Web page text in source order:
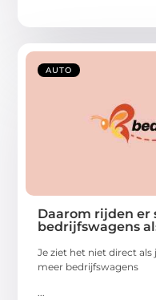
AUTO
Daarom rijden er
bedrijfswagens
Je ziet het niet direct
meer bedrijfswagens
...